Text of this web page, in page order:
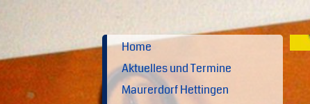
Home
Aktuelles und Termine
Maurerdorf Hettingen